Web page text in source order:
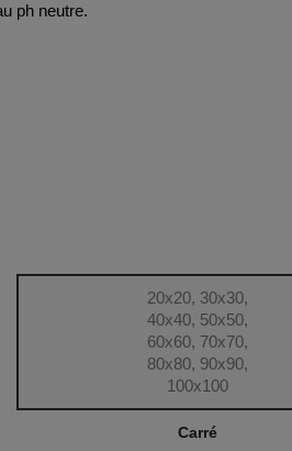
ph neutre.
20x20, 30x30,
40x40, 50x50,
60x60, 70x70,
80x80, 90x90,
100x100
Carré